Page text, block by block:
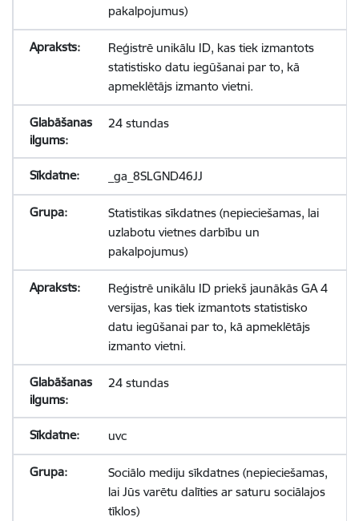
pakalpojumus)
Reģistrē unikālu ID, kas tiek izmantots
statistisko datu iegūšanai par to, kā
apmeklētājs izmanto vietni.
24 stundas
_ga_8SLGND46JJ
Statistikas sīkdatnes (nepieciešamas, lai
uzlabotu vietnes darbību un
pakalpojumus)
Reģistrē unikālu ID priekš jaunākās GA 4
versijas, kas tiek izmantots statistisko
datu iegūšanai par to, kā apmeklētājs
izmanto vietni.
24 stundas
uvc
Sociālo mediju sīkdatnes (nepieciešamas,
lai Jūs varētu dalīties ar saturu sociālajos
tīklos)